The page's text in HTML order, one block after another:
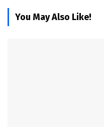
You May Also Like!